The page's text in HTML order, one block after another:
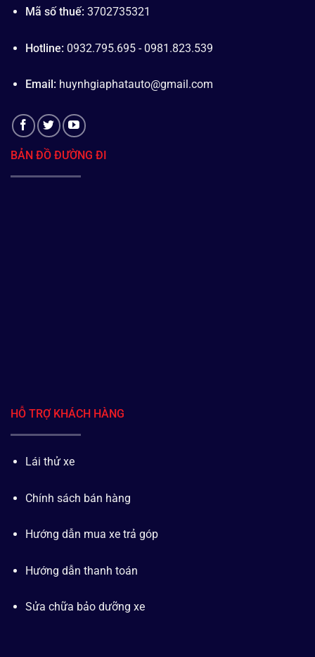
Mã số thuế: 3702735321
Hotline: 0932.795.695 - 0981.823.539
Email: huynhgiaphatauto@gmail.com
BẢN ĐỒ ĐƯỜNG ĐI
HỖ TRỢ KHÁCH HÀNG
Lái thử xe
Chính sách bán hàng
Hướng dẫn mua xe trả góp
Hướng dẫn thanh toán
Sửa chữa bảo dưỡng xe